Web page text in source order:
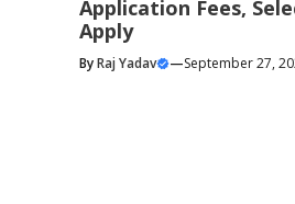
Application Fees,
Apply
ByRaj Yadav —September 27,